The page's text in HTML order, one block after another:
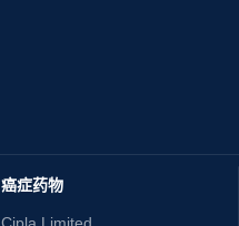
癌症药物
Cipla Limited